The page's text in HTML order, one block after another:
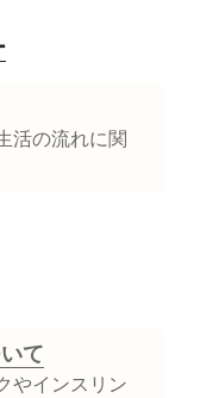
活の流れに関
て
やインスリン